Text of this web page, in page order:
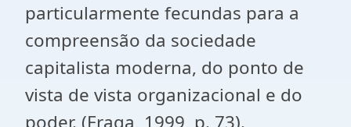
particularmente fecundas para a
compreensão da sociedade
capitalista moderna, do ponto de
vista de vista organizacional e do
poder. (Fraga, 1999, p. 73).